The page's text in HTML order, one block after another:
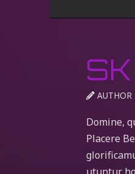
AUTHOR
Domine,
Placere